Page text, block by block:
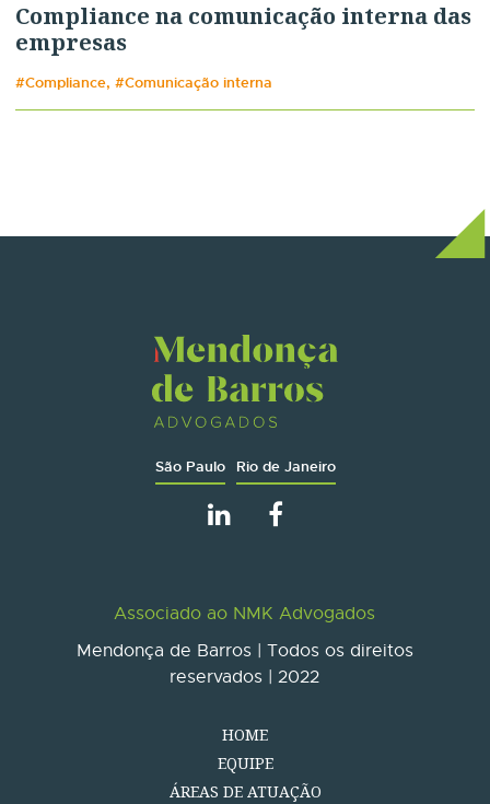
Compliance na comunicação interna das
empresas
#Compliance, #Comunicação interna
São Paulo Rio de Janeiro
Associado ao NMK Advogados
Mendonça de Barros | Todos os direitos
reservados | 2022
HOME
EQUIPE
ÁREAS DE ATUAÇÃO